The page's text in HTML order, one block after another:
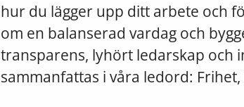
hur du lägger upp ditt arbete och
om en balanserad vardag och
transparens, lyhört ledarskap och
sammanfattas i våra ledord: